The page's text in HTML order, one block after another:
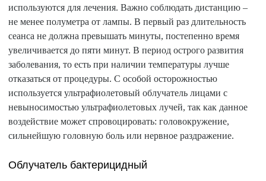
используются для лечения. Важно соблюдать дистанцию –
не менее полуметра от лампы. В первый раз длительность
сеанса не должна превышать минуты, постепенно время
увеличивается до пяти минут. В период острого развития
заболевания, то есть при наличии температуры лучше
отказаться от процедуры. С особой осторожностью
используется ультрафиолетовый облучатель лицами с
невыносимостью ультрафиолетовых лучей, так как данное
воздействие может спровоцировать: головокружение,
сильнейшую головную боль или нервное раздражение.
Облучатель бактерицидный